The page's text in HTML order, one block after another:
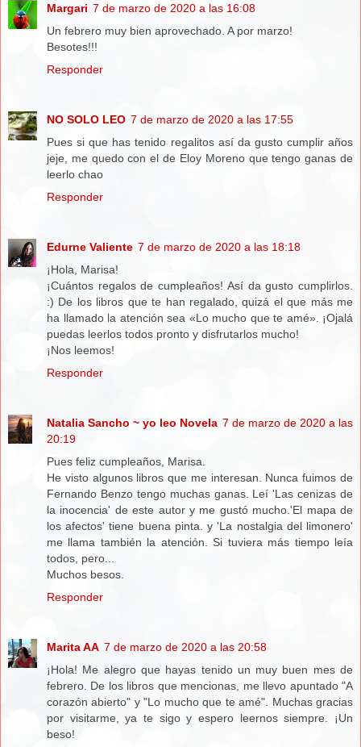
Margari 7 de marzo de 2020 a las 16:08
Un febrero muy bien aprovechado. A por marzo!
Besotes!!!
Responder
NO SOLO LEO 7 de marzo de 2020 a las 17:55
Pues si que has tenido regalitos así da gusto cumplir años
jeje, me quedo con el de Eloy Moreno que tengo ganas de
leerlo chao
Responder
Edurne Valiente 7 de marzo de 2020 a las 18:18
¡Hola, Marisa!
¡Cuántos regalos de cumpleaños! Así da gusto cumplirlos.
:) De los libros que te han regalado, quizá el que más me
ha llamado la atención sea «Lo mucho que te amé». ¡Ojalá
puedas leerlos todos pronto y disfrutarlos mucho!
¡Nos leemos!
Responder
Natalia Sancho ~ yo leo Novela 7 de marzo de 2020 a las
20:19
Pues feliz cumpleaños, Marisa.
He visto algunos libros que me interesan. Nunca fuimos de
Fernando Benzo tengo muchas ganas. Leí 'Las cenizas de
la inocencia' de este autor y me gustó mucho.'El mapa de
los afectos' tiene buena pinta. y 'La nostalgia del limonero'
me llama también la atención. Si tuviera más tiempo leía
todos, pero...
Muchos besos.
Responder
Marita AA 7 de marzo de 2020 a las 20:58
¡Hola! Me alegro que hayas tenido un muy buen mes de
febrero. De los libros que mencionas, me llevo apuntado "A
corazón abierto" y "Lo mucho que te amé". Muchas gracias
por visitarme, ya te sigo y espero leernos siempre. ¡Un
beso!